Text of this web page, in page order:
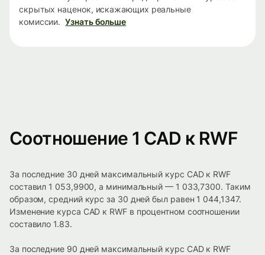
скрытых наценок, искажающих реальные
комиссии. Узнать больше
Соотношение 1 CAD к RWF
За последние 30 дней максимальный курс CAD к RWF
составил 1 053,9900, а минимальный — 1 033,7300. Таким
образом, средний курс за 30 дней был равен 1 044,1347.
Изменение курса CAD к RWF в процентном соотношении
составило 1.83.
За последние 90 дней максимальный курс CAD к RWF